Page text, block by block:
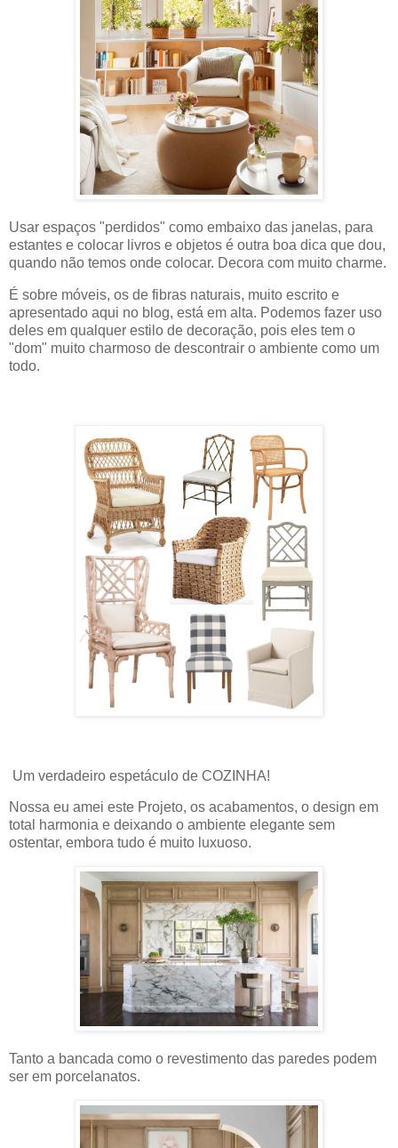
Usar espaços "perdidos" como embaixo das janelas, para
estantes e colocar livros e objetos é outra boa dica que dou,
quando não temos onde colocar. Decora com muito charme.
É sobre móveis, os de fibras naturais, muito escrito e
apresentado aqui no blog, está em alta. Podemos fazer uso
deles em qualquer estilo de decoração, pois eles tem o
"dom" muito charmoso de descontrair o ambiente como um
todo.
Um verdadeiro espetáculo de COZINHA!
Nossa eu amei este Projeto, os acabamentos, o design em
total harmonia e deixando o ambiente elegante sem
ostentar, embora tudo é muito luxuoso.
Tanto a bancada como o revestimento das paredes podem
ser em porcelanatos.